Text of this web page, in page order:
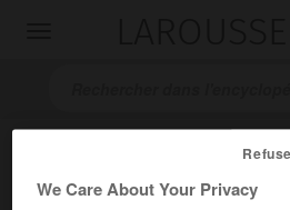
We Care About Your Privacy